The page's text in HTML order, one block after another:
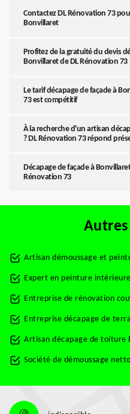
Contactez DL Rénovation 73
Bonvillaret
Profitez de la gratuité du devis
Bonvillaret de DL Rénovation 73
Le tarif décapage de façade à
73 est compétitif
À la recherche d'un artisan
? DL Rénovation 73 répond
Décapage de façade à
Rénovation 73
Artisan démoussage et
Expert en peinture
Entreprise de rénovation
Entreprise décapage de
Artisan décapage de toiture
Société de démoussage